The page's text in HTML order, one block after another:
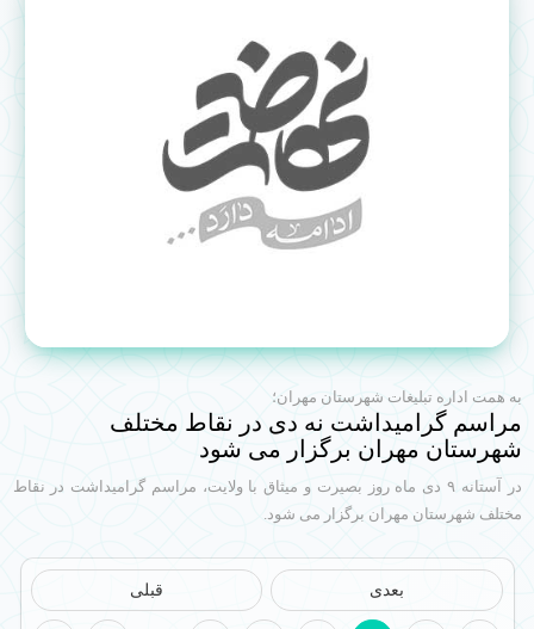
به همت اداره تبلیغات شهرستان مهران؛
مراسم گرامیداشت نه دی در نقاط مختلف
شهرستان مهران برگزار می شود
در آستانه ۹ دی ماه روز بصیرت و میثاق با ولایت، مراسم گرامیداشت در نقاط
مختلف شهرستان مهران برگزار می شود.
قبلی بعدی